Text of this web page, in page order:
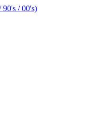
90's / 00's)